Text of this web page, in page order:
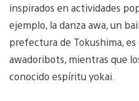
inspirados en actividades
ejemplo, la danza awa, un
prefectura de Tokushima, es
awadoribots, mientras que
conocido espíritu yokai.